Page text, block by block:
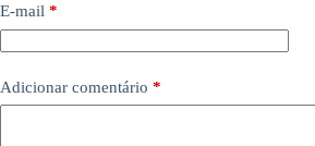
E-mail *
Adicionar comentário *